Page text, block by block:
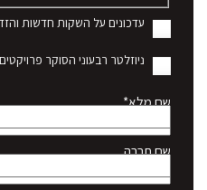
עדכונים על השקות חדשות
ניוזלטר רבעוני הסוקר
שם מלא*
שם חברה